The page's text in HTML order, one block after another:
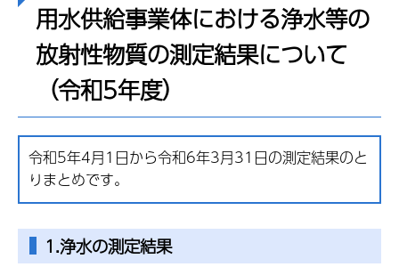
用水供給事業体における浄水等の
放射性物質の測定結果について
（令和5年度）
令和5年4月1日から令和6年3月31日の測定結果のと
りまとめです。
1.浄水の測定結果